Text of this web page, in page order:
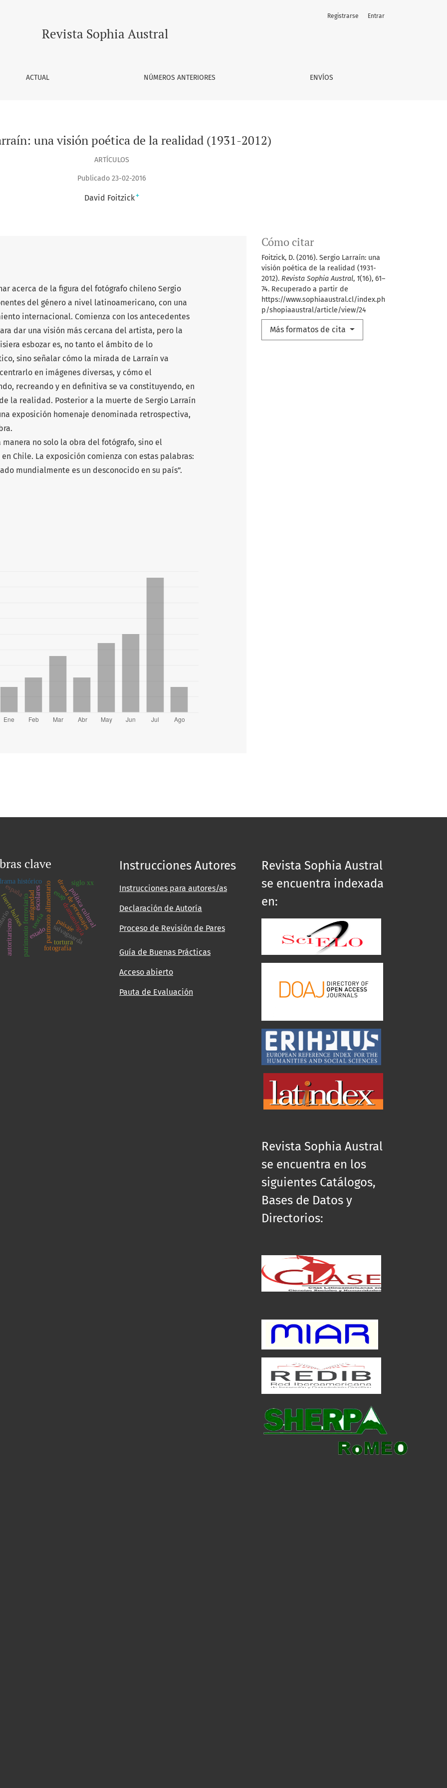
(1931-2012)
Revista Sophia Austral
ACTUAL NÚMEROS ANTERIORES ENVÍOS
Registrarse Entrar
una visión poética de la realidad (1931-2012)
ARTÍCULOS
Publicado 23-02-2016
David Foitzick+
Cómo citar
Foitzick, D. (2016). Sergio Larraín: una
visión poética de la realidad (1931-
2012). Revista Sophia Austral, 1(16), 61–
74. Recuperado a partir de
https://www.sophiaaustral.cl/index.ph
p/shopiaaustral/article/view/24
Más formatos de cita
acerca de la figura del fotógrafo chileno Sergio
del género a nivel latinoamericano, con una
internacional. Comienza con los antecedentes
dar una visión más cercana del artista, pero la
esbozar es, no tanto el ámbito de lo
sino señalar cómo la mirada de Larraín va
en imágenes diversas, y cómo el
recreando y en definitiva se va constituyendo, en
la realidad. Posterior a la muerte de Sergio Larraín
exposición homenaje denominada retrospectiva,
no solo la obra del fotógrafo, sino el
Chile. La exposición comienza con estas palabras:
mundialmente es un desconocido en su país”.
clave
escolaresparimonio alimentario
patrimonio ferroviario dramatología
drama de personajes
histórico
fuerte bulnes
salvaguarda
antiguedad
estado
autoritarismo
política cultural
fotografía
siglo xx
españa
paisaje
enap
tortura
teoría
Instrucciones Autores
Instrucciones para autores/as
Declaración de Autoría
Proceso de Revisión de Pares
Guía de Buenas Prácticas
Acceso abierto
Pauta de Evaluación
Revista Sophia Austral
se encuentra indexada
en:
Revista Sophia Austral
se encuentra en los
siguientes Catálogos,
Bases de Datos y
Directorios: